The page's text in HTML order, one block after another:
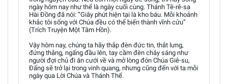
ngày hôm nay như thể là ngày cuối cùng. Thánh Tê-rê-sa
Hài Đồng đã nói: “Giây phút hiện tại là kho báu. Mỗi khoảnh
khắc tôi sống với Chúa đều có thể biến thành vĩnh cửu”
(Trích Truyện Một Tâm Hồn).
Vậy hôm nay, chúng ta hãy thắp đèn đức tin, thắt lưng,
đứng thằng, ngẩng đầu lên, tay cầm đèn cháy sáng như
người đợi chủ đi ăn cưới về và mở lòng đón Chúa Giê-su,
Đấng sẽ trở lại trong vinh quang, nhưng cũng đến với ta mỗi
ngày qua Lời Chúa và Thánh Thể.